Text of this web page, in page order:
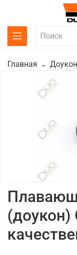
Главная
(доукон)